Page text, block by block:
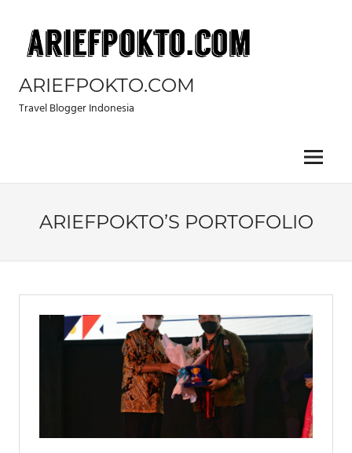
content
ARIEFPOKTO.COM
Travel Blogger Indonesia
Menu
ARIEFPOKTO’S PORTOFOLIO